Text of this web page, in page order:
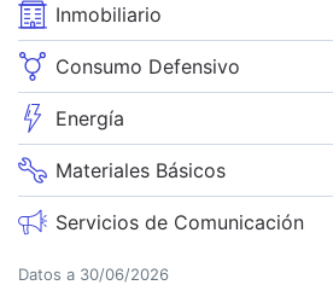
Inmobiliario
Consumo Defensivo
Energía
Materiales Básicos
Servicios de Comunicación
Datos a 30/06/2026